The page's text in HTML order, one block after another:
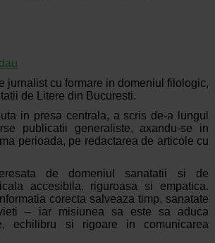
jurnalist cu formare in domeniul filologic,
de Litere din Bucuresti.
in presa centrala, a scris de-a lungul
publicatii generaliste, axandu-se in
perioada, pe redactarea de articole cu
de domeniul sanatatii si de
accesibila, riguroasa si empatica.
corecta salveaza timp, sanatate
– iar misiunea sa este sa aduca
echilibru si rigoare in comunicarea